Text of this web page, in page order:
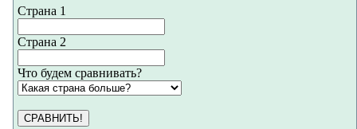
Страна 1
Страна 2
Что будем сравнивать?
СРАВНИТЬ!